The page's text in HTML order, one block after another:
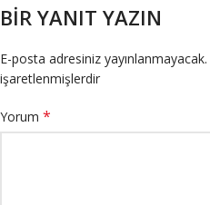
BIR YANIT YAZIN
E-posta adresiniz yayınlanmayacak.
işaretlenmişlerdir
Yorum *